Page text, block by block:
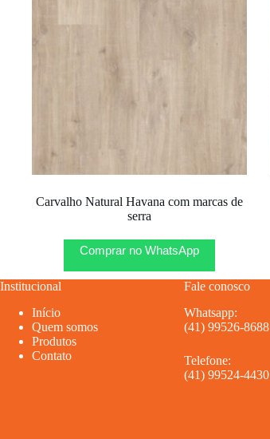
Carvalho Natural Havana com marcas de
serra
Comprar no WhatsApp
Institucional
Início
Quem somos
Produtos
Contato
Fale conosco
Whatsapp:
(41) 99526-8688
Telefone:
(41) 99524-4430